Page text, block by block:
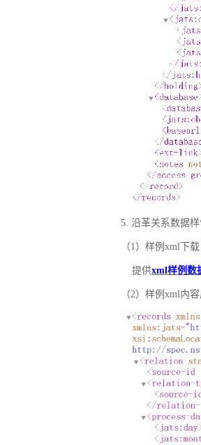
5. 沿革关系数据
（1）样例xml下载
提供xml样例数
（2）样例xml内